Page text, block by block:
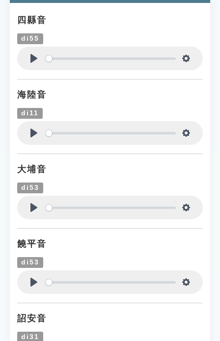
四縣音
di55
海陸音
di11
大埔音
di53
饒平音
di53
詔安音
di31